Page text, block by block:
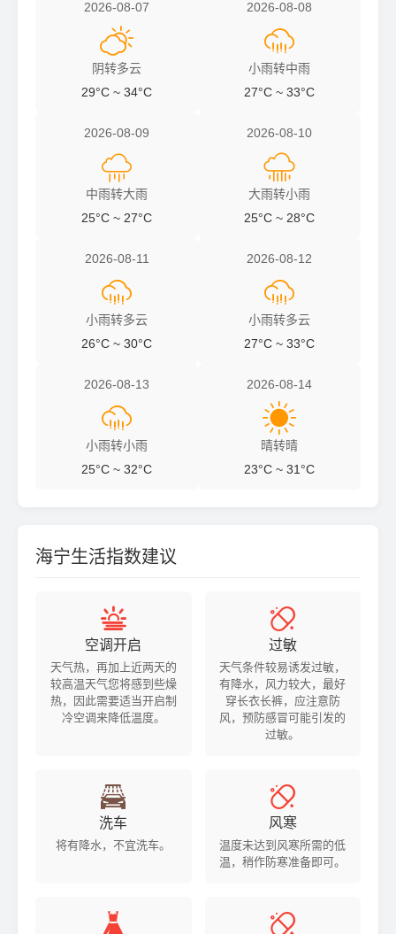
2026-08-07

阴转多云
29°C ~ 34°C
2026-08-08

小雨转中雨
27°C ~ 33°C
2026-08-09

中雨转大雨
25°C ~ 27°C
2026-08-10

大雨转小雨
25°C ~ 28°C
2026-08-11

小雨转多云
26°C ~ 30°C
2026-08-12

小雨转多云
27°C ~ 33°C
2026-08-13

小雨转小雨
25°C ~ 32°C
2026-08-14

晴转晴
23°C ~ 31°C
海宁生活指数建议

空调开启
天气热，再加上近两天的
较高温天气您将感到些燥
热，因此需要适当开启制
冷空调来降低温度。

过敏
天气条件较易诱发过敏，
有降水，风力较大，最好
穿长衣长裤，应注意防
风，预防感冒可能引发的
过敏。

洗车
将有降水，不宜洗车。

风寒
温度未达到风寒所需的低
温，稍作防寒准备即可。
 